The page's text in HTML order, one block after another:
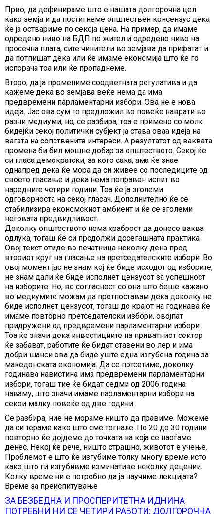
Прво, да дефинираме што е нашата долгорочна цел
како земја и да постигнеме општествен консензус дека
ќе ја оствариме по секоја цена. На пример, да имаме
одредено ниво на БДП по жител и одредено ниво на
просечна плата, сите чинители во земјава да прифатат и
да потпишат дека или ќе имаме економија што ќе го
испорача тоа или ќе пропаднеме.
Второ, да ја промениме соодветната регулатива и да
кажеме дека во земјава веќе нема да има
предвремени парламентарни избори. Ова не е нова
идеја. Јас ова сум го предложил во повеќе наврати во
разни медиуми, но, се разбира, тоа е примено со молк
бидејќи секој политички субјект ја става оваа идеја на
вагата на сопствените интереси. А резултатот од ваквата
промена би бил мошне добар за општеството. Секој ќе
си гласа демократски, за кого сака, ама ќе знае
однапред дека ќе мора да си живее со последиците од
своето гласање и дека нема поправен испит во
наредните четири години. Тоа ќе ја зголеми
одговорноста на секој гласач. Дополнително ќе се
стабилизира економскиот амбиент и ќе се зголеми
неговата предвидливост.
Доколку општеството нема храброст да донесе ваква
одлука, тогаш ќе си продолжи досегашната практика.
Овој текст отиде во печатница неколку дена пред
вториот круг на гласање на претседателските избори. Во
овој момент јас не знам кој ќе биде исходот од изборите,
не знам дали ќе биде исполнет цензусот за успешност
на изборите. Но, во согласност со она што беше кажано
во медиумите можам да претпоставам дека доколку не
биде исполнет цензусот, тогаш до крајот на годинава ќе
имаме повторно претседателски избори, овојпат
придружени од предвремени парламентарни избори.
Тоа ќе значи дека инвестициите на приватниот сектор
ќе забават, работите ќе бидат ставени во лер и има
добри шанси ова да биде уште една изгубена година за
македонската економија. Да се потсетиме, доколку
годинава навистина има предвремени парламентарни
избори, тогаш тие ќе бидат седми од 2006 година
наваму, што значи имаме парламентарни избори на
секои малку повеќе од две години.
Се разбира, ние не мораме ништо да правиме. Можеме
да си тераме како што сме тргнале. По 20 до 30 години
повторно ќе дојдеме до точката на која се наоѓаме
денес. Некој ќе рече, ништо страшно, животот е учење.
Проблемот е што ќе изгубиме толку многу време исто
како што ги изгубивме изминативе неколку децении.
Колку време ни е потребно да ја научиме лекцијата?
Време за преиспитување
ЗА БЕЗБЕДНА И ПРОСПЕРИТЕТНА ИДНИНА
ПОТРЕБНИ НИ СЕ ЧЕТИРИ РАБОТИ: ДОЛГОРОЧНА